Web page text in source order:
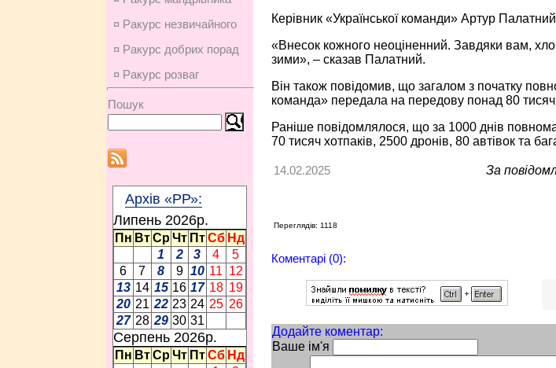
¤ Ракурс незвичайного
¤ Ракурс добрих порад
¤ Ракурс розваг
Пошук
Архів «РР»:
Липень 2026p.
Пн Вт Ср Чт Пт Сб Нд
1
2 3 4
5
6
7 8 9 10 11 12
13 14 15 16 17 18 19
20 21 22 23 24 25 26
27 28 29 30 31
Серпень 2026p.
Пн Вт Ср Чт Пт Сб Нд
Керівник «Української команди» Артур
«Внесок кожного неоціненний. Завдяки вам,
зими», – сказав Палатний.
Він також повідомив, що загалом з початку
команда» передала на передову понад 80
Раніше повідомлялося, що за 1000 днів
70 тисяч хотпаків, 2500 дронів, 80 автівок та
14.02.2025 За
Переглядів: 1118
Коментарі (0):
Додайте коментар:
Ваше ім'я